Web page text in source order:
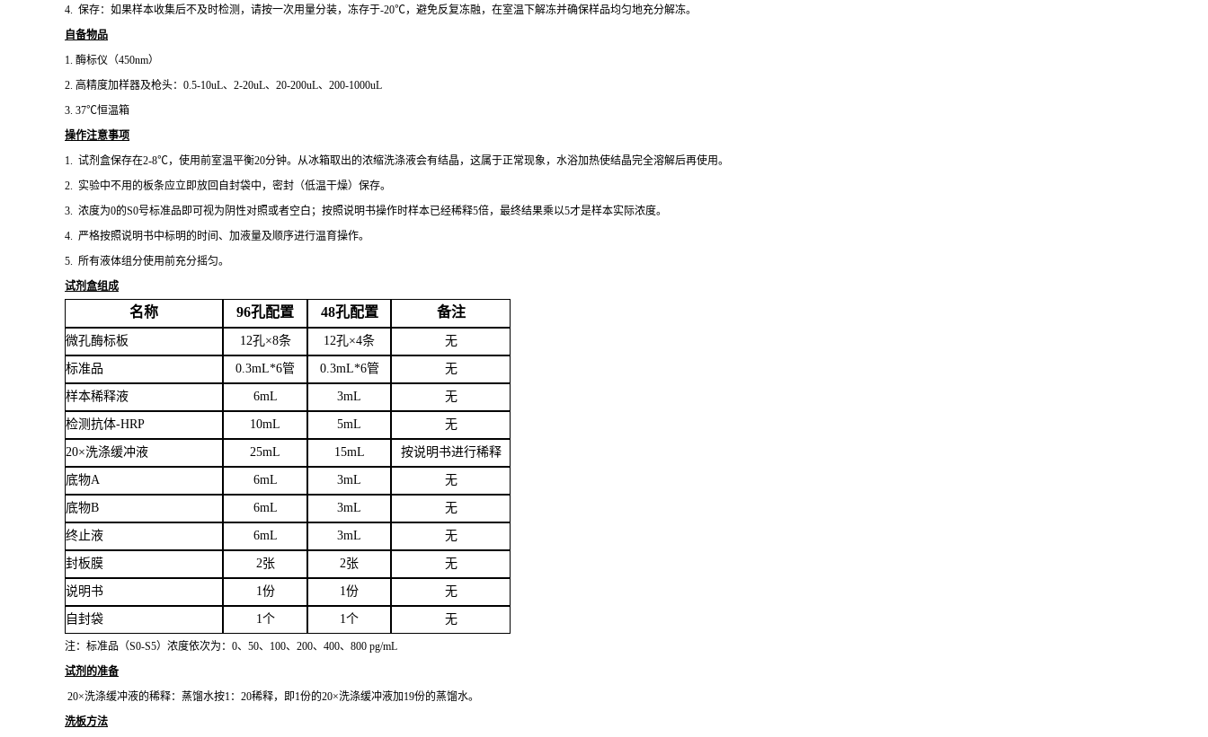
4. 保存：如果样本收集后不及时检测，请按一次用量分装，冻存于-20℃，避免反复冻融，在室温下解冻并确保样品均匀地充分解冻。
自备物品
1. 酶标仪（450nm）
2. 高精度加样器及枪头： 0.5-10uL、2-20uL、20-200uL、200-1000uL
3. 37℃恒温箱
操作注意事项
1. 试剂盒保存在2-8℃，使用前室温平衡20分钟。从冰箱取出的浓缩洗涤液会有结晶，这属于正常现象，水浴加热使结晶完全溶解后再使用。
2. 实验中不用的板条应立即放回自封袋中，密封（低温干燥）保存。
3. 浓度为0的S0号标准品即可视为阴性对照或者空白；按照说明书操作时样本已经稀释5倍，最终结果乘以5才是样本实际浓度。
4. 严格按照说明书中标明的时间、加液量及顺序进行温育操作。
5. 所有液体组分使用前充分摇匀。
试剂盒组成
名称 96孔配置 48孔配置 备注
微孔酶标板 12孔×8条 12孔×4条 无
标准品 0.3mL*6管 0.3mL*6管 无
样本稀释液 6mL 3mL 无
检测抗体-HRP 10mL 5mL 无
20×洗涤缓冲液 25mL 15mL 按说明书进行稀释
底物A 6mL 3mL 无
底物B 6mL 3mL 无
终止液 6mL 3mL 无
封板膜 2张 2张 无
说明书 1份 1份 无
自封袋 1个 1个 无
注：标准品（S0-S5）浓度依次为： 0、 50、100、200、400、800 pg/mL
试剂的准备
20×洗涤缓冲液的稀释：蒸馏水按1：20稀释，即1份的20×洗涤缓冲液加19份的蒸馏水。
洗板方法